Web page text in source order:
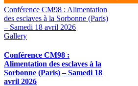
Conférence CM98 : Alimentation
des esclaves à la Sorbonne (Paris)
– Samedi 18 avril 2026
Gallery
Conférence CM98 :
Alimentation des esclaves à la
Sorbonne (Paris) – Samedi 18
avril 2026